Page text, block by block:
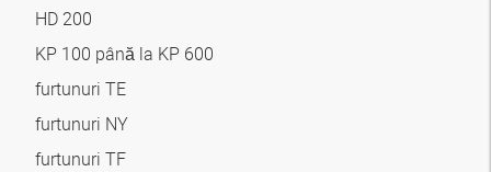
HD 200
KP 100 până la KP 600
furtunuri TE
furtunuri NY
furtunuri TF